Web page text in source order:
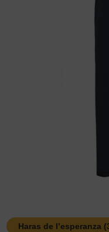
Haras de l’esperanza